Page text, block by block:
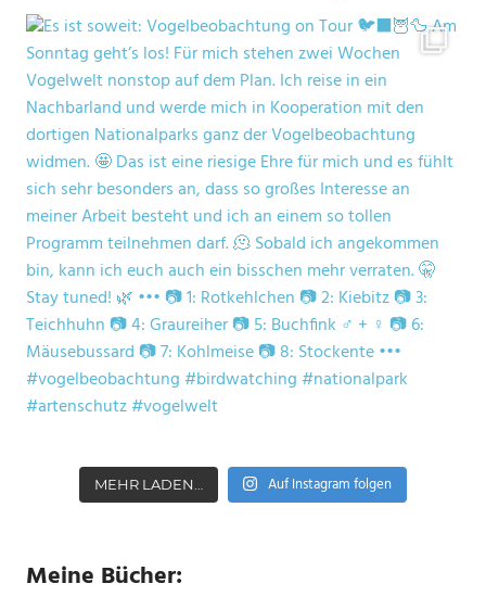
MEHR LADEN… Auf Instagram folgen
Meine Bücher: